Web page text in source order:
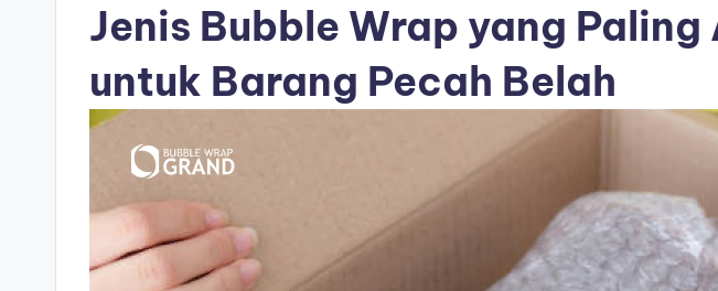
Jenis Bubble Wrap yang Paling
untuk Barang Pecah Belah